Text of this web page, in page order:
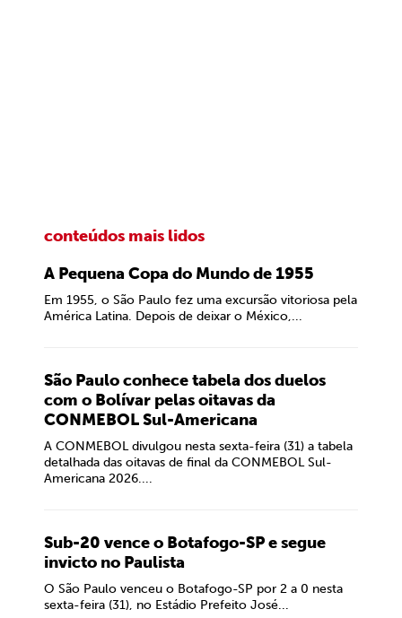
conteúdos mais lidos
A Pequena Copa do Mundo de 1955
Em 1955, o São Paulo fez uma excursão vitoriosa pela
América Latina. Depois de deixar o México,...
São Paulo conhece tabela dos duelos
com o Bolívar pelas oitavas da
CONMEBOL Sul-Americana
A CONMEBOL divulgou nesta sexta-feira (31) a tabela
detalhada das oitavas de final da CONMEBOL Sul-
Americana 2026....
Sub-20 vence o Botafogo-SP e segue
invicto no Paulista
O São Paulo venceu o Botafogo-SP por 2 a 0 nesta
sexta-feira (31), no Estádio Prefeito José...